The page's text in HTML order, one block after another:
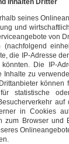
Inhalten Dritter
seines
und
von
(nachfolgend
die IP-Adresse
Die IP-
Inhalte zu
können
statistische
in Cookies
zum Browser und